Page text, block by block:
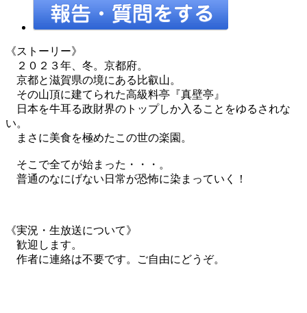
《ストーリー》
２０２３年、冬。京都府。
京都と滋賀県の境にある比叡山。
その山頂に建てられた高級料亭『真壁亭』
日本を牛耳る政財界のトップしか入ることをゆるされな
い。
まさに美食を極めたこの世の楽園。
そこで全てが始まった・・・。
普通のなにげない日常が恐怖に染まっていく！
《実況・生放送について》
歓迎します。
作者に連絡は不要です。ご自由にどうぞ。